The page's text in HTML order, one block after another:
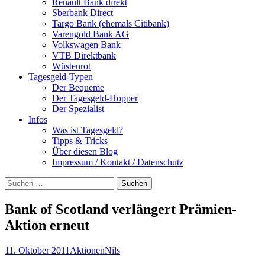
Sberbank Direct
Targo Bank (ehemals Citibank)
Varengold Bank AG
Volkswagen Bank
VTB Direktbank
Wüstenrot
Tagesgeld-Typen
Der Bequeme
Der Tagesgeld-Hopper
Der Spezialist
Infos
Was ist Tagesgeld?
Tipps & Tricks
Über diesen Blog
Impressum / Kontakt / Datenschutz
Suchen
nach:
Bank of Scotland verlängert Prämien-
Aktion erneut
11. Oktober 2011 AktionenNils